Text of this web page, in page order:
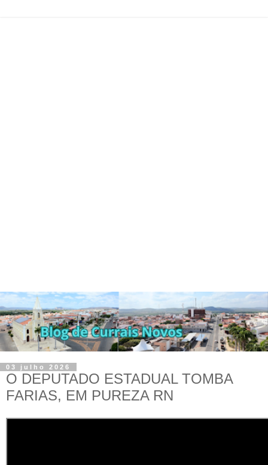
03 julho 2026
O DEPUTADO ESTADUAL TOMBA
FARIAS, EM PUREZA RN